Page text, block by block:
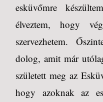
esküvőmre
élveztem, hogy
szervezhetem.
dolog, amit már
született meg az
hogy azoknak az